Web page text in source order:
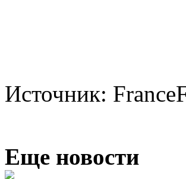
Источник:
Еще новости